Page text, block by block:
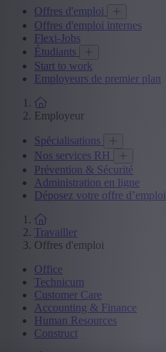
Offres d'emploi
Offres d'emploi internes
Flexi-Jobs
Étudiants
Start to work
Employeurs de premier plan
Employeur
Spécialisations
Nos services RH
Prévention & Sécurité
Administration en ligne
Déposez votre offre d’emploi
Travailler
Offres d'emploi
Office
Technicum
Customer Care
Accounting & Finance
Human Resources
Construct